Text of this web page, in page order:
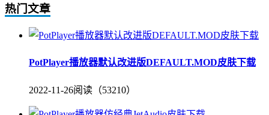
热门文章
PotPlayer播放器默认改进版DEFAULT.MOD皮肤下载
2022-11-26阅读（53210）